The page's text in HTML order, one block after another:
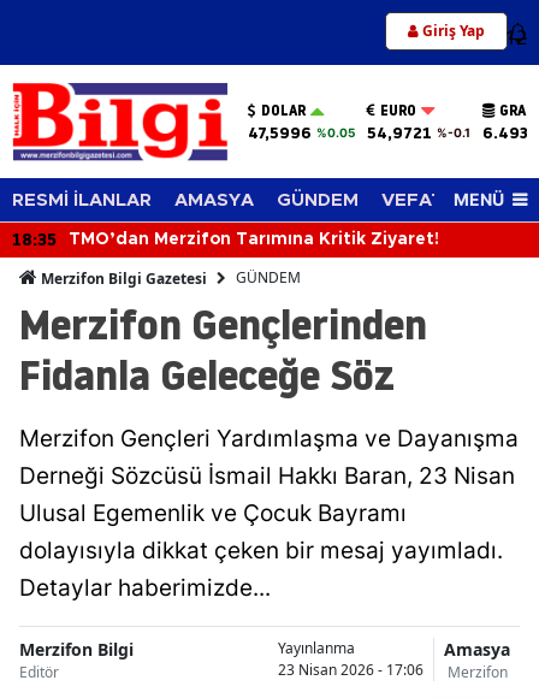
Giriş Yap 12
DOLAR
47,5996 %0.05
EURO
54,9721 %-0.1
RESMİ İLANLAR AMASYA GÜNDEM VEFAT EDENLER
MENÜ
18:35 TMO’dan Merzifon Tarımına Kritik Ziyaret!
Merzifon Bilgi Gazetesi GÜNDEM
Merzifon Gençlerinden
Fidanla Geleceğe Söz
Merzifon Gençleri Yardımlaşma ve Dayanışma
Derneği Sözcüsü İsmail Hakkı Baran, 23 Nisan
Ulusal Egemenlik ve Çocuk Bayramı
dolayısıyla dikkat çeken bir mesaj yayımladı.
Detaylar haberimizde...
Merzifon Bilgi
Editör
Yayınlanma
23 Nisan 2026 - 17:06
Amasya
Merzifon